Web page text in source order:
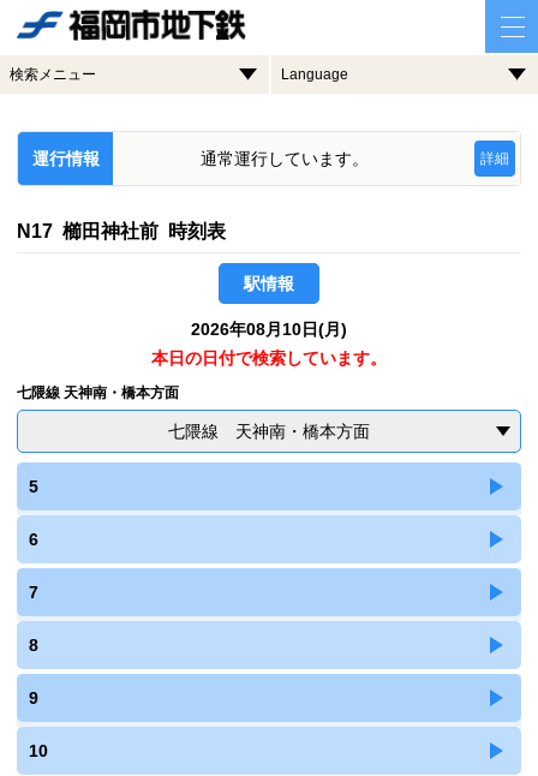
検索メニュー Language
運行情報 通常運行しています。 詳細
N17 櫛田神社前 時刻表
駅情報
2026年08月10日(月)
本日の日付で検索しています。
七隈線 天神南・橋本方面
七隈線 天神南・橋本方面
5
6
7
8
9
10